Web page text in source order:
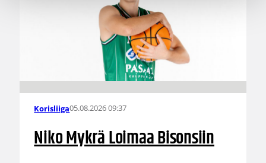
Korisliiga05.08.2026 09:37
Niko Mykrä Loimaa Bisonsiin